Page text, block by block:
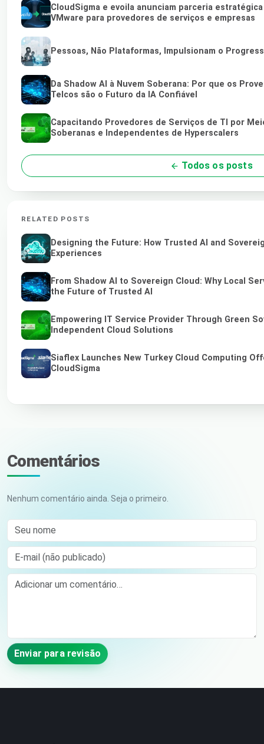
CloudSigma e evoila anunciam parceria
VMware para provedores de serviços e empresas
Pessoas, Não Plataformas, Impulsionam o
Da Shadow AI à Nuvem Soberana: Por que os
Telcos são o Futuro da IA Confiável
Capacitando Provedores de Serviços de TI por
Soberanas e Independentes de Hyperscalers
Todos os posts
RELATED POSTS
Designing the Future: How Trusted AI and
Experiences
From Shadow AI to Sovereign Cloud: Why Local
the Future of Trusted AI
Empowering IT Service Provider Through Green
Independent Cloud Solutions
Siaflex Launches New Turkey Cloud Computing
CloudSigma
Comentários
Nenhum comentário ainda. Seja o primeiro.
Seu nome
E-mail (não publicado)
Comment
Enviar para revisão